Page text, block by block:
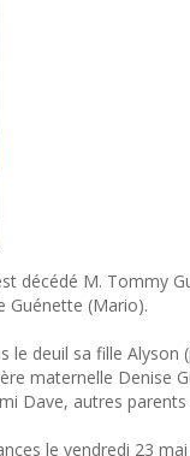
décédé M. Tommy
Guénette (Mario).
le deuil sa fille
maternelle Denise
Dave, autres parents
le vendredi 23